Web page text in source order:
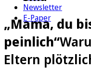
Newsletter
E-Paper
„Mama, du
peinlich“
Eltern